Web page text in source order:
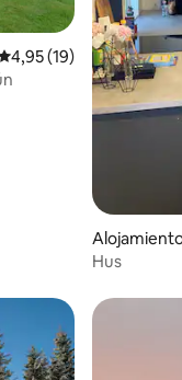
promedio:
4,95 (19)
Hus